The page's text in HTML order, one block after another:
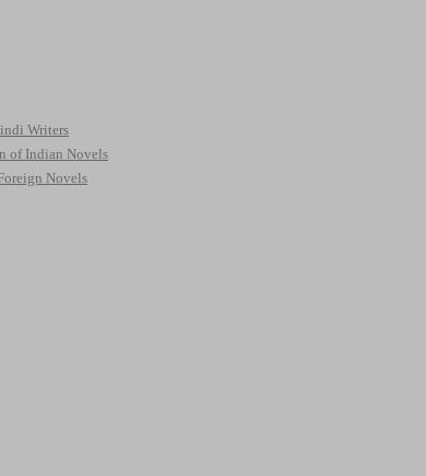
Writers
of Indian Novels
Novels